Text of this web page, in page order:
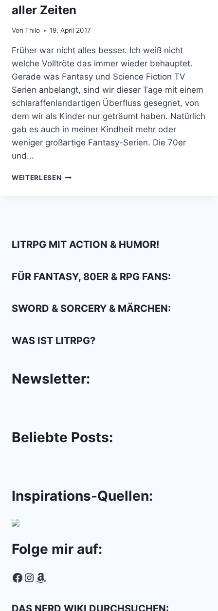
aller Zeiten
Von Thilo 19. April 2017
Früher war nicht alles besser. Ich weiß nicht
welche Volltröte das immer wieder behauptet.
Gerade was Fantasy und Science Fiction TV
Serien anbelangt, sind wir dieser Tage mit einem
schlaraffenlandartigen Überfluss gesegnet, von
dem wir als Kinder nur geträumt haben. Natürlich
gab es auch in meiner Kindheit mehr oder
weniger großartige Fantasy-Serien. Die 70er
und…
WEITERLESEN DIE
ZEITEN
LITRPG MIT ACTION & HUMOR!
FÜR FANTASY, 80ER & RPG FANS:
SWORD & SORCERY & MÄRCHEN:
WAS IST LITRPG?
Newsletter:
Beliebte Posts:
Inspirations-Quellen:
Folge mir auf:
Facebook
Instagram
Amazon
DAS NERD WIKI DURCHSUCHEN: